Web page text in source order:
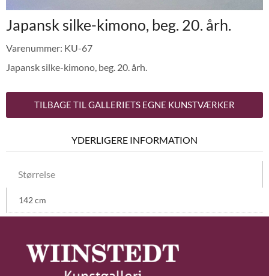
Japansk silke-kimono, beg. 20. årh.
Varenummer: KU-67
Japansk silke-kimono, beg. 20. årh.
TILBAGE TIL GALLERIETS EGNE KUNSTVÆRKER
YDERLIGERE INFORMATION
Størrelse
142 cm